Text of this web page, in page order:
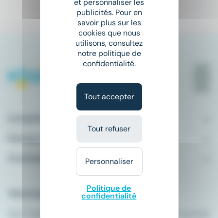
1
Comment ça marche ?
Télécharger l'application
publicités. Pour en
savoir plus sur les
cookies que nous
utilisons, consultez
notre politique de
confidentialité.
Tout accepter
Tout refuser
Personnaliser
Politique de
confidentialité